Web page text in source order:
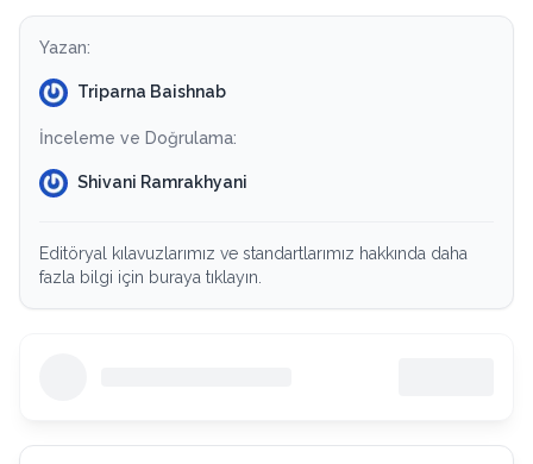
Yazan:
Triparna Baishnab
İnceleme ve Doğrulama:
Shivani Ramrakhyani
Editöryal kılavuzlarımız ve standartlarımız hakkında daha
fazla bilgi için buraya tıklayın.